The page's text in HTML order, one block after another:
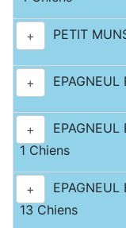
+ PETIT
+
+
1 Chiens
+
13 Chiens